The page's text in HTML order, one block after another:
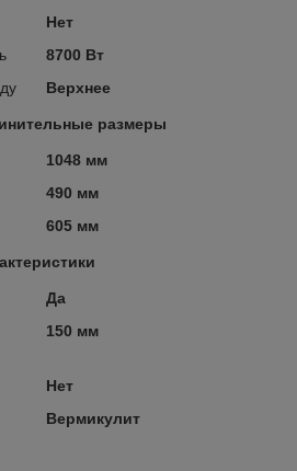
Нет
8700 Вт
Верхнее
размеры
1048 мм
490 мм
605 мм
Да
150 мм
Нет
Вермикулит